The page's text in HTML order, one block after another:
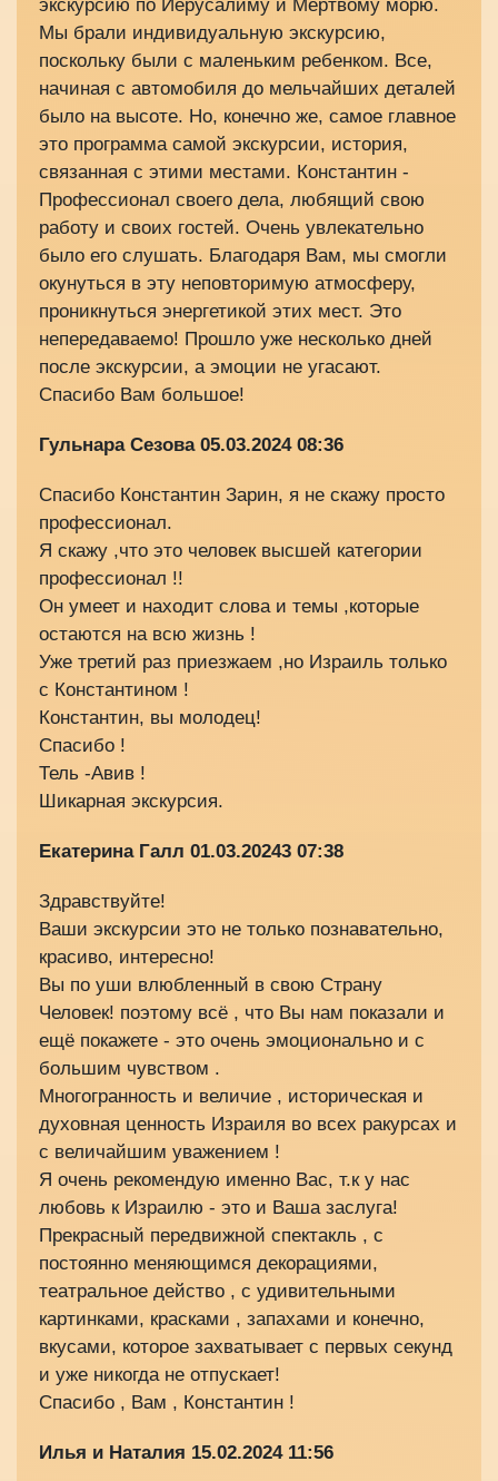
экскурсию по Иерусалиму и Мертвому морю.
Мы брали индивидуальную экскурсию,
поскольку были с маленьким ребенком. Все,
начиная с автомобиля до мельчайших деталей
было на высоте. Но, конечно же, самое главное
это программа самой экскурсии, история,
связанная с этими местами. Константин -
Профессионал своего дела, любящий свою
работу и своих гостей. Очень увлекательно
было его слушать. Благодаря Вам, мы смогли
окунуться в эту неповторимую атмосферу,
проникнуться энергетикой этих мест. Это
непередаваемо! Прошло уже несколько дней
после экскурсии, а эмоции не угасают.
Спасибо Вам большое!
Гульнара Сезова 05.03.2024 08:36
Спасибо Константин Зарин, я не скажу просто
профессионал.
Я скажу ,что это человек высшей категории
профессионал !!
Он умеет и находит слова и темы ,которые
остаются на всю жизнь !
Уже третий раз приезжаем ,но Израиль только
с Константином !
Константин, вы молодец!
Спасибо !
Тель -Авив !
Шикарная экскурсия.
Екатерина Галл 01.03.20243 07:38
Здравствуйте!
Ваши экскурсии это не только познавательно,
красиво, интересно!
Вы по уши влюбленный в свою Страну
Человек! поэтому всё , что Вы нам показали и
ещё покажете - это очень эмоционально и с
большим чувством .
Многогранность и величие , историческая и
духовная ценность Израиля во всех ракурсах и
с величайшим уважением !
Я очень рекомендую именно Вас, т.к у нас
любовь к Израилю - это и Ваша заслуга!
Прекрасный передвижной спектакль , с
постоянно меняющимся декорациями,
театральное действо , с удивительными
картинками, красками , запахами и конечно,
вкусами, которое захватывает с первых секунд
и уже никогда не отпускает!
Спасибо , Вам , Константин !
Илья и Наталия 15.02.2024 11:56